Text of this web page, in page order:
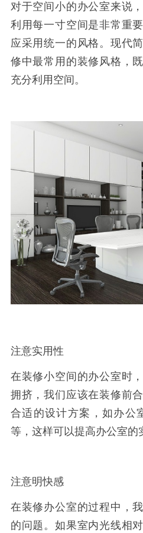
对于空间小的办公室来说
利用每一寸空间是非常重
应采用统一的风格。现代
修中最常用的装修风格，
充分利用空间。
注意实用性
在装修小空间的办公室时
拥挤，我们应该在装修前
合适的设计方案，如办公
等，这样可以提高办公室的
注意明快感
在装修办公室的过程中，
的问题。如果室内光线相